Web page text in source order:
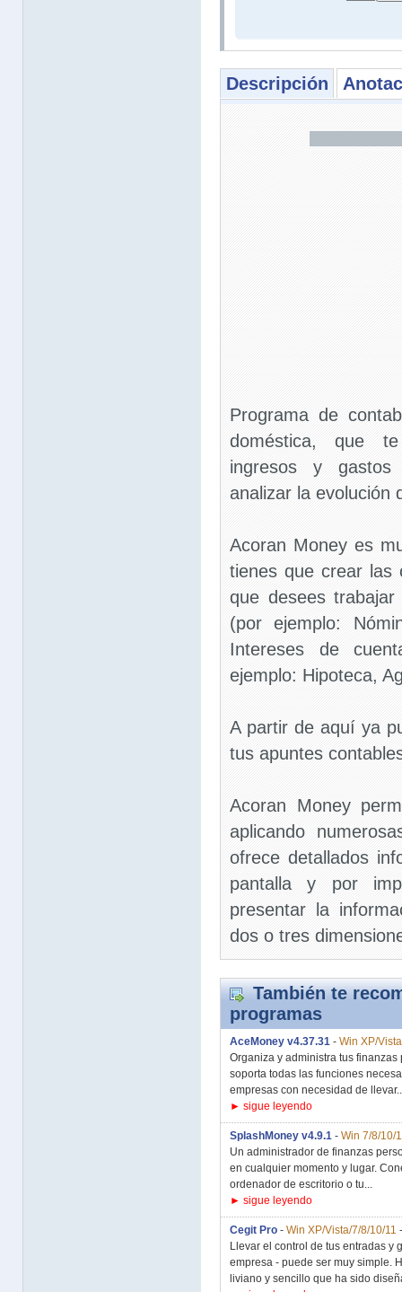
Descripción
Programa de
doméstica, que
ingresos y
analizar la evolución
Acoran Money es
tienes que crear las
que desees
(por ejemplo:
Intereses de
ejemplo: Hipoteca,
A partir de aquí ya
tus apuntes
Acoran Money
aplicando
ofrece detallados
pantalla y por
presentar la
dos o tres
También te
programas
AceMoney v4.37.31 - Win XP/
Organiza y administra tus
soporta todas las funciones
empresas con necesidad de
► sigue leyendo
SplashMoney v4.9.1 - Win 7/8/10/
Un administrador de finanzas
en cualquier momento y lugar.
ordenador de escritorio o tu...
► sigue leyendo
Cegit Pro - Win XP/Vista/7/8/10/11
Llevar el control de tus entradas y
empresa - puede ser muy simple.
liviano y sencillo que ha sido